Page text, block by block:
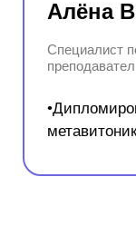
Алёна
Специалист